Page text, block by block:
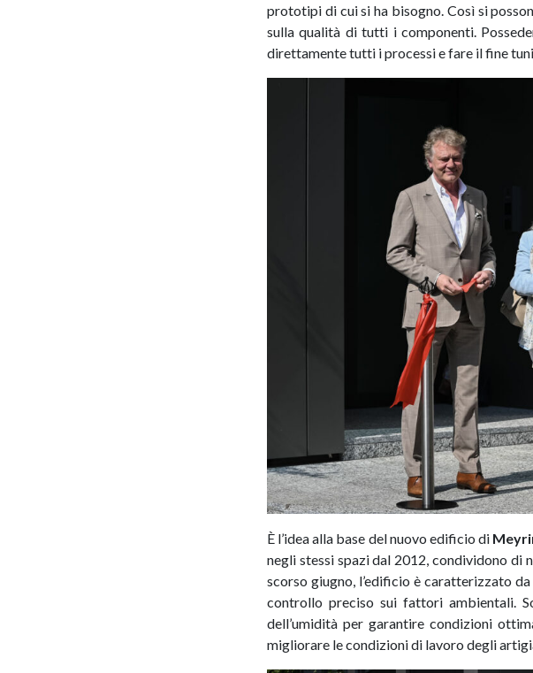
prototipi di cui si ha bisogno. Così si
sulla qualità di tutti i componenti.
direttamente tutti i processi e fare il fine
È l’idea alla base del nuovo edificio di
negli stessi spazi dal 2012, condividono di
scorso giugno, l’edificio è caratterizzato
controllo preciso sui fattori ambientali.
dell’umidità per garantire condizioni
migliorare le condizioni di lavoro degli